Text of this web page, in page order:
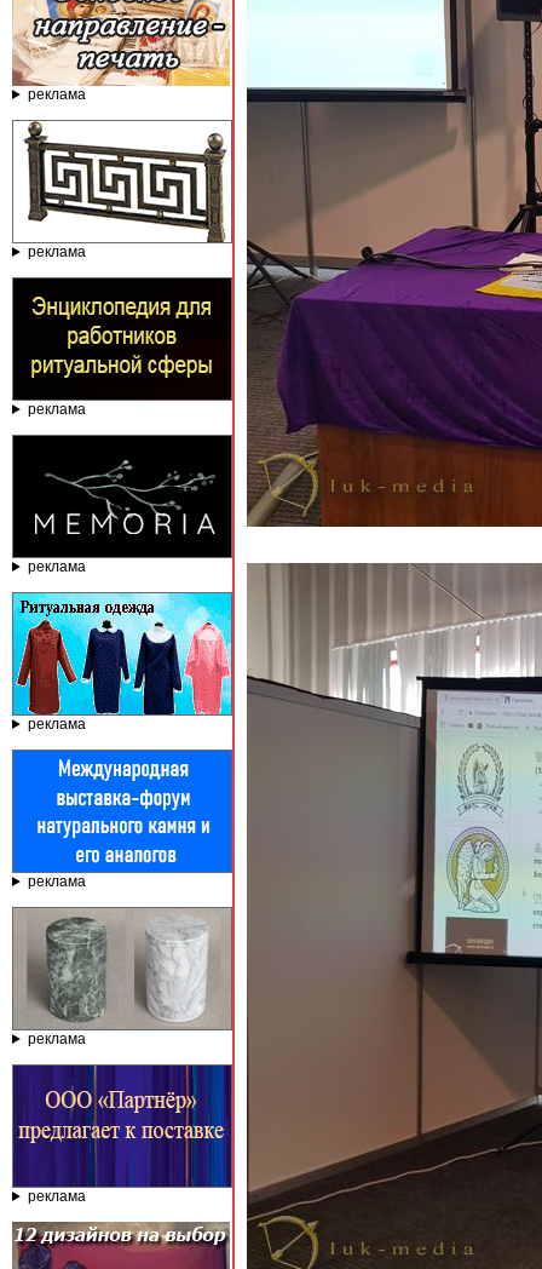
реклама
реклама
реклама
реклама
реклама
реклама
реклама
реклама